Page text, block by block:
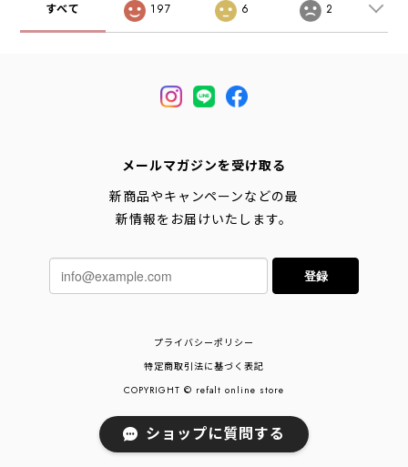
すべて 197 6 2
メールマガジンを受け取る
新商品やキャンペーンなどの最
新情報をお届けいたします。
登録
プライバシーポリシー
特定商取引法に基づく表記
COPYRIGHT © refalt online store
ショップに質問する